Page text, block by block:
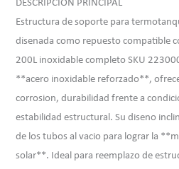
DESCRIPCION PRINCIPAL
Estructura de soporte para
disenada como repuesto compatible
200L inoxidable completo SKU
**acero inoxidable reforzado**,
corrosion, durabilidad frente a
estabilidad estructural. Su diseno
de los tubos al vacio para lograr la
solar**. Ideal para reemplazo de